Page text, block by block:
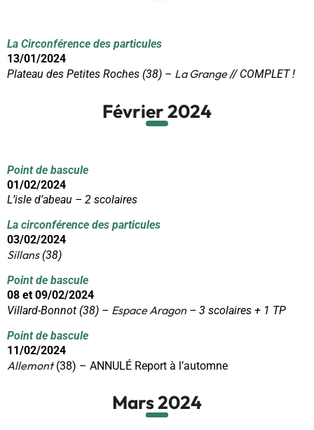
La Circonférence des particules
13/01/2024
Plateau des Petites Roches (38) – La Grange// COMPLET !
Février 2024
Point de bascule
01/02/2024
L’isle d’abeau – 2 scolaires
La circonférence des particules
03/02/2024
Sillans(38)
Point de bascule
08 et 09/02/2024
Villard-Bonnot (38) – Espace Aragon– 3 scolaires + 1 TP
Point de bascule
11/02/2024
Allemont(38) – ANNULÉ Report à l’automne
Mars 2024